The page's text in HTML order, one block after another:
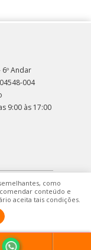
Andar
004
9:00 às 17:00
como
conteúdo e
aceita tais condições.